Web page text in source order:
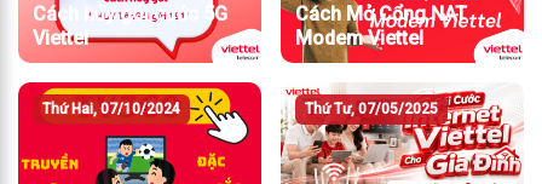
Cách hủy gói cước 5G
Viettel
Cách Mở Cổng NAT
Modem Viettel
Thứ Hai, 07/10/2024 Thứ Tư, 07/05/2025